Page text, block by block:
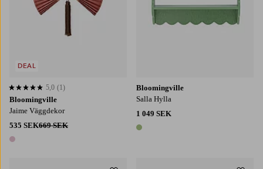
Bloomingville
Jaime Väggdekor
535 SEK669 SEK
1 färg
5,0 baserat på 1 st betyg
5,0 (1)
DEAL
Bloomingville
Salla Hylla
1 049 SEK
1 färg